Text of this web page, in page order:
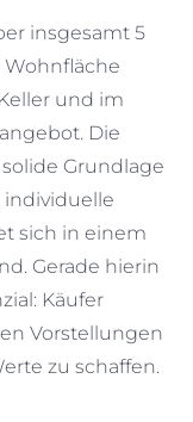
insgesamt 5
Wohnfläche
und im
Die
Grundlage
sich in einem
Gerade hierin
Käufer
Vorstellungen
zu schaffen.